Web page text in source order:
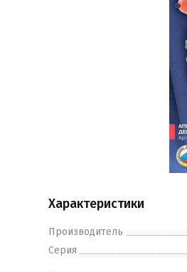
Характеристики
Производитель
Серия